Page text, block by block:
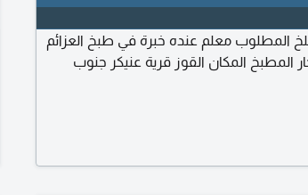
معلم عنده خبرة في طبخ العزائم
المطبخ المكان القوز قرية عنيكر جنوب